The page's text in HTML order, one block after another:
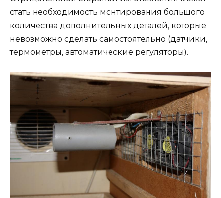
стать необходимость монтирования большого
количества дополнительных деталей, которые
невозможно сделать самостоятельно (датчики,
термометры, автоматические регуляторы).